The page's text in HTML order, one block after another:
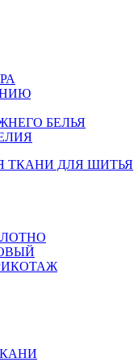
БЕЛЬЯ
ТКАНИ ДЛЯ ШИТЬЯ